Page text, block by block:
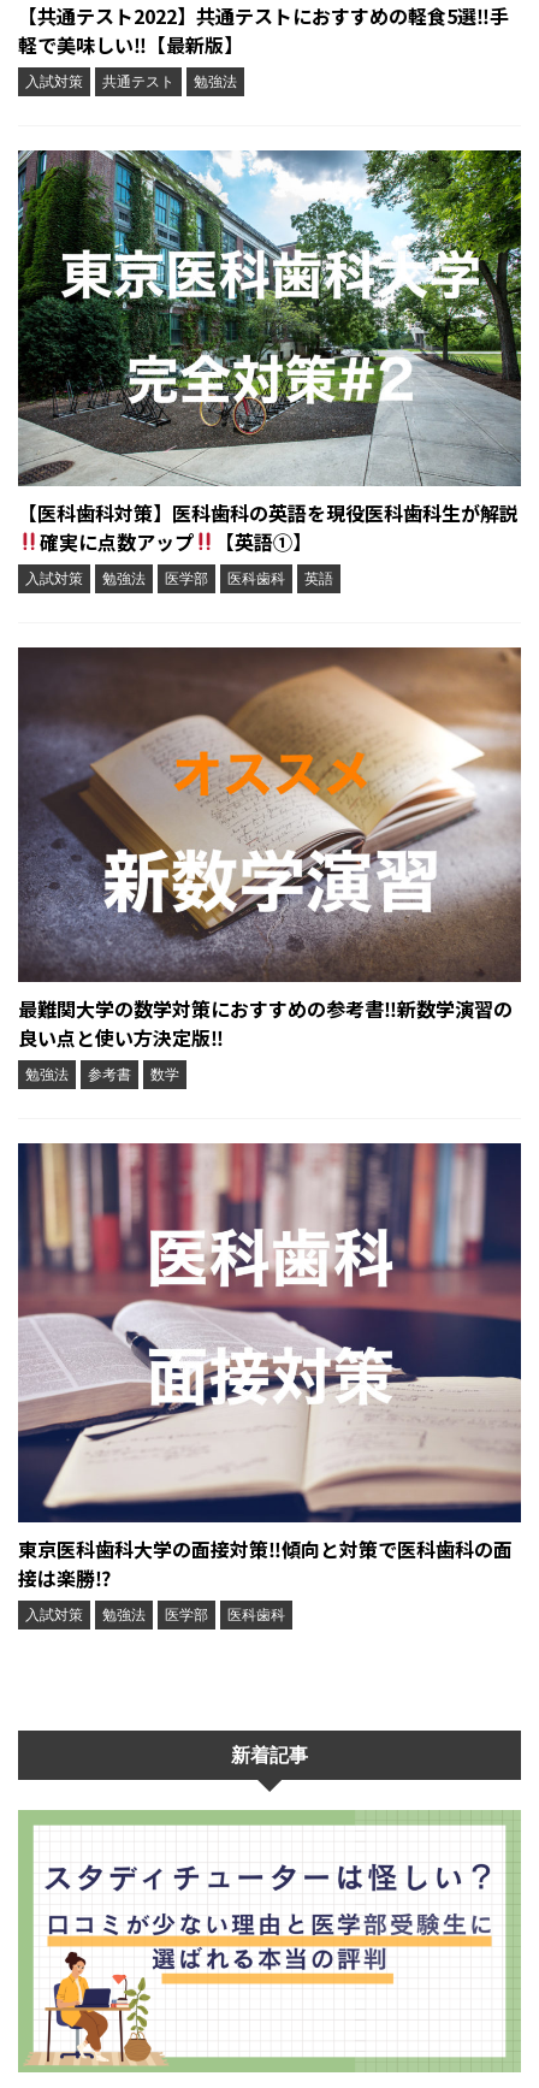
【共通テスト2022】共通テストにおすすめの軽食5選‼︎手
軽で美味しい‼︎【最新版】
入試対策 共通テスト 勉強法
【医科歯科対策】医科歯科の英語を現役医科歯科生が解説
確実に点数アップ
【英語①】
入試対策 勉強法 医学部 医科歯科 英語
最難関大学の数学対策におすすめの参考書‼︎新数学演習の
良い点と使い方決定版‼︎
勉強法 参考書 数学
東京医科歯科大学の面接対策‼︎傾向と対策で医科歯科の面
接は楽勝⁉︎
入試対策 勉強法 医学部 医科歯科
新着記事